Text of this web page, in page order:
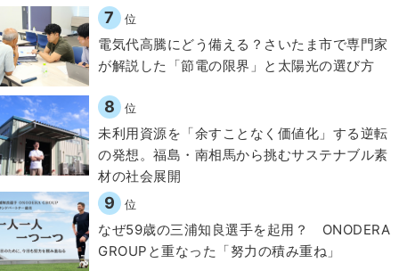
7 位
電気代高騰にどう備える？さいたま市で専門家
が解説した「節電の限界」と太陽光の選び方
8 位
​​未利用資源を「余すことなく価値化」する逆転
の発想。福島・南相馬から挑むサステナブル素
材の社会展開​
9 位
なぜ59歳の三浦知良選手を起用？ ONODERA
GROUPと重なった「努力の積み重ね」